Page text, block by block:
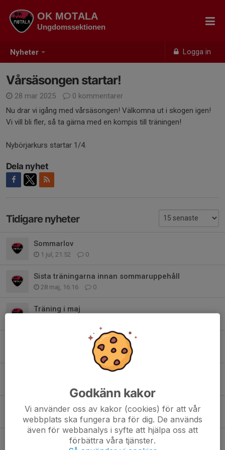
Nyheter Logga in
OK MOTALA
Ungdomssektionen
Vårsäsongen startar!
28 mar 2025
0 kommentarer
Nu drar vi igång med vårsäsongen! Välkomna ut i skogen igen!
Vi vill bli fler, så ta gärna med en kompis till träningen!
Nybörjarkurs startar 1/4.
Dela nyhet
Tidigare nyheter
Sommarlov
1 jul, 21:52 0
Sista träningarna innan sommaruppehåll
28 maj, 16:16 0
Träning i maj
Fortsatt vinterträning, mars
0
Fortsatt träning inomhus
Ungdomsträning, start v3
8 jan, 17:28 0
Träning inomhus och utomhus
Godkänn kakor
Vi använder oss av kakor (cookies) för att vår
webbplats ska fungera bra för dig. De används
även för webbanalys i syfte att hjälpa oss att
förbättra våra tjänster.